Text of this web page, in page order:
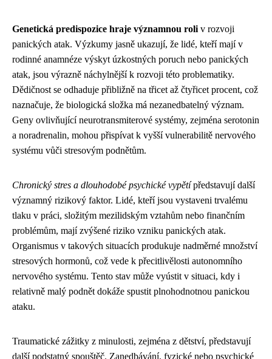
Genetická predispozice hraje významnou roli v rozvoji
panických atak. Výzkumy jasně ukazují, že lidé, kteří mají v
rodinné anamnéze výskyt úzkostných poruch nebo panických
atak, jsou výrazně náchylnější k rozvoji této problematiky.
Dědičnost se odhaduje přibližně na třicet až čtyřicet procent, což
naznačuje, že biologická složka má nezanedbatelný význam.
Geny ovlivňující neurotransmiterové systémy, zejména serotonin
a noradrenalin, mohou přispívat k vyšší vulnerabilitě nervového
systému vůči stresovým podnětům.
Chronický stres a dlouhodobé psychické vypětípředstavují další
významný rizikový faktor. Lidé, kteří jsou vystaveni trvalému
tlaku v práci, složitým mezilidským vztahům nebo finančním
problémům, mají zvýšené riziko vzniku panických atak.
Organismus v takových situacích produkuje nadměrné množství
stresových hormonů, což vede k přecitlivělosti autonomního
nervového systému. Tento stav může vyústit v situaci, kdy i
relativně malý podnět dokáže spustit plnohodnotnou panickou
ataku.
Traumatické zážitky z minulosti, zejména z dětství, představují
další podstatný spouštěč. Zanedbávání, fyzické nebo psychické